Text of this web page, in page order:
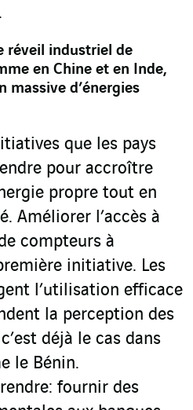
réveil industriel de
en Chine et en Inde,
massive d’énergies
que les pays
pour accroître
propre tout en
Améliorer l’accès à
compteurs à
initiative. Les
l’utilisation efficace
la perception des
déjà le cas dans
le Bénin.
fournir des